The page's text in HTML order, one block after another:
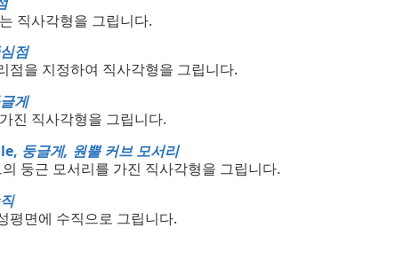
직사각형을 그립니다.
점
점을 지정하여 직사각형을 그립니다.
게
진 직사각형을 그립니다.
둥글게, 원뿔 커브 모서리
둥근 모서리를 가진 직사각형을 그립니다.
평면에 수직으로 그립니다.